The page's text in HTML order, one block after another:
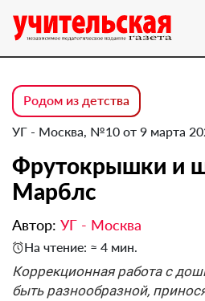
Родом из детства
УГ - Москва, №10 от 9 марта
Фрутокрышки и
Марблс
Автор: УГ - Москва
На чтение: ≈ 4 мин.
Коррекционная работа с
быть разнообразной,